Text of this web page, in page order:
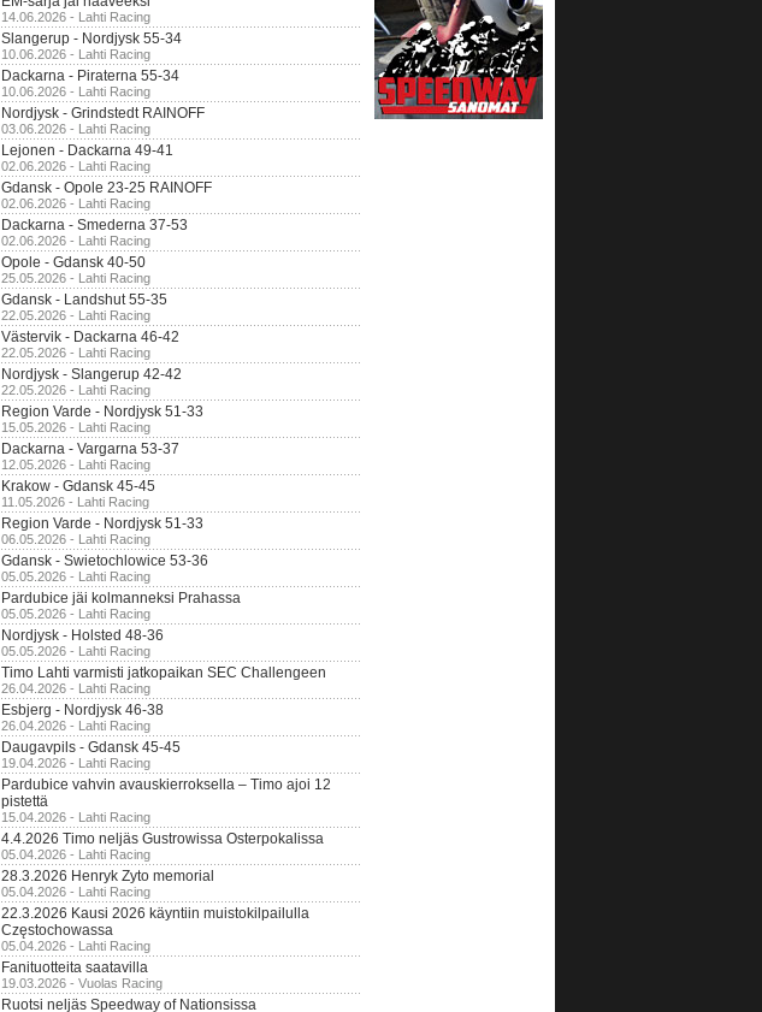
14.06.2026 - Lahti Racing
Slangerup - Nordjysk 55-34
10.06.2026 - Lahti Racing
Dackarna - Piraterna 55-34
10.06.2026 - Lahti Racing
Nordjysk - Grindstedt RAINOFF
03.06.2026 - Lahti Racing
Lejonen - Dackarna 49-41
02.06.2026 - Lahti Racing
Gdansk - Opole 23-25 RAINOFF
02.06.2026 - Lahti Racing
Dackarna - Smederna 37-53
02.06.2026 - Lahti Racing
Opole - Gdansk 40-50
25.05.2026 - Lahti Racing
Gdansk - Landshut 55-35
22.05.2026 - Lahti Racing
Västervik - Dackarna 46-42
22.05.2026 - Lahti Racing
Nordjysk - Slangerup 42-42
22.05.2026 - Lahti Racing
Region Varde - Nordjysk 51-33
15.05.2026 - Lahti Racing
Dackarna - Vargarna 53-37
12.05.2026 - Lahti Racing
Krakow - Gdansk 45-45
11.05.2026 - Lahti Racing
Region Varde - Nordjysk 51-33
06.05.2026 - Lahti Racing
Gdansk - Swietochlowice 53-36
05.05.2026 - Lahti Racing
Pardubice jäi kolmanneksi Prahassa
05.05.2026 - Lahti Racing
Nordjysk - Holsted 48-36
05.05.2026 - Lahti Racing
Timo Lahti varmisti jatkopaikan SEC Challengeen
26.04.2026 - Lahti Racing
Esbjerg - Nordjysk 46-38
26.04.2026 - Lahti Racing
Daugavpils - Gdansk 45-45
19.04.2026 - Lahti Racing
Pardubice vahvin avauskierroksella – Timo ajoi 12
pistettä
15.04.2026 - Lahti Racing
4.4.2026 Timo neljäs Gustrowissa Osterpokalissa
05.04.2026 - Lahti Racing
28.3.2026 Henryk Zyto memorial
05.04.2026 - Lahti Racing
22.3.2026 Kausi 2026 käyntiin muistokilpailulla
Częstochowassa
05.04.2026 - Lahti Racing
Fanituotteita saatavilla
19.03.2026 - Vuolas Racing
Ruotsi neljäs Speedway of Nationsissa